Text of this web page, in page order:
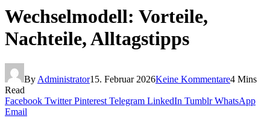
Wechselmodell: Vorteile,
Nachteile, Alltagstipps
By Administrator15. Februar 2026Keine Kommentare4 Mins
Read
Facebook Twitter Pinterest Telegram LinkedIn Tumblr WhatsApp
Email